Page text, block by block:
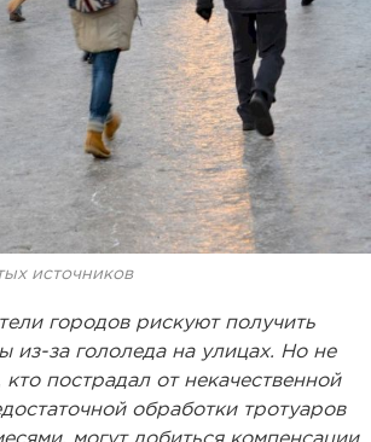
источников
городов рискуют получить
из-за гололеда на улицах. Но не
кто пострадал от некачественной
обработки тротуаров